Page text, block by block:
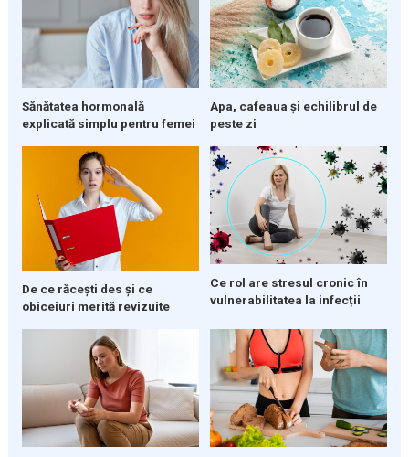
Sănătatea hormonală
explicată simplu pentru femei
Apa, cafeaua și echilibrul de
peste zi
De ce răcești des și ce
obiceiuri merită revizuite
Ce rol are stresul cronic în
vulnerabilitatea la infecții